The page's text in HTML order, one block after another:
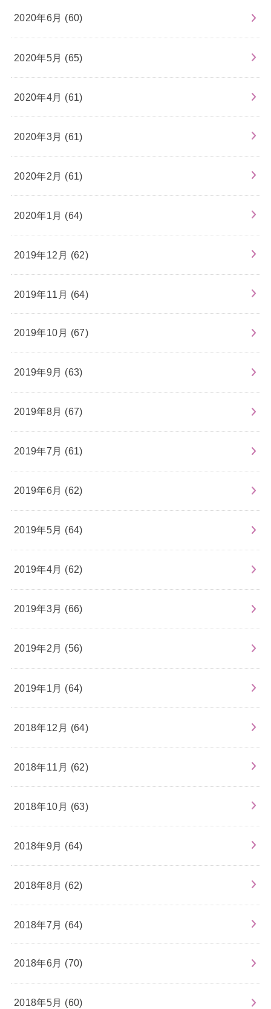
2020年6月 (60)
2020年5月 (65)
2020年4月 (61)
2020年3月 (61)
2020年2月 (61)
2020年1月 (64)
2019年12月 (62)
2019年11月 (64)
2019年10月 (67)
2019年9月 (63)
2019年8月 (67)
2019年7月 (61)
2019年6月 (62)
2019年5月 (64)
2019年4月 (62)
2019年3月 (66)
2019年2月 (56)
2019年1月 (64)
2018年12月 (64)
2018年11月 (62)
2018年10月 (63)
2018年9月 (64)
2018年8月 (62)
2018年7月 (64)
2018年6月 (70)
2018年5月 (60)